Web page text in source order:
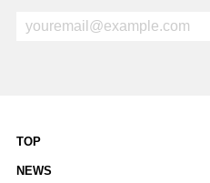
TOP
NEWS